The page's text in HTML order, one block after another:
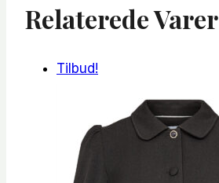
Relaterede Varer
Tilbud!